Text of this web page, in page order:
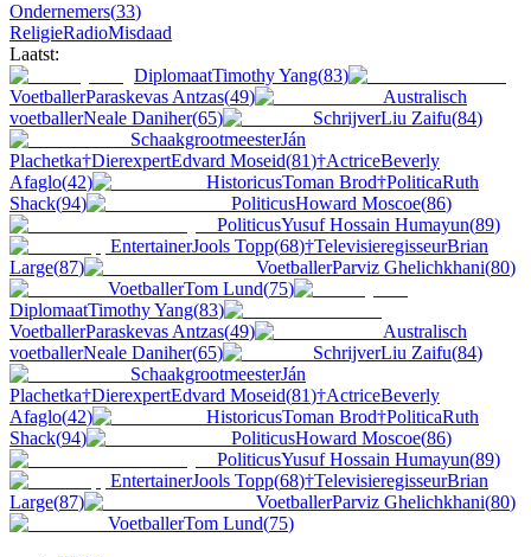
Ondernemers(33)
ReligieRadioMisdaad
Laatst:
DiplomaatTimothy Yang(83)
VoetballerParaskevas Antzas(49)
Australisch
voetballerNeale Daniher(65) SchrijverLiu Zaifu(84)
SchaakgrootmeesterJán
Plachetka†DierexpertEdvard Moseid(81)†ActriceBeverly
Afaglo(42) HistoricusToman Brod†PoliticaRuth
Shack(94) PoliticusHoward Moscoe(86)
PoliticusYusuf Hossain Humayun(89)
EntertainerJools Topp(68)†TelevisieregisseurBrian
Large(87) VoetballerParviz Ghelichkhani(80)
VoetballerTom Lund(75)
DiplomaatTimothy Yang(83)
VoetballerParaskevas Antzas(49)
Australisch
voetballerNeale Daniher(65) SchrijverLiu Zaifu(84)
SchaakgrootmeesterJán
Plachetka†DierexpertEdvard Moseid(81)†ActriceBeverly
Afaglo(42) HistoricusToman Brod†PoliticaRuth
Shack(94) PoliticusHoward Moscoe(86)
PoliticusYusuf Hossain Humayun(89)
EntertainerJools Topp(68)†TelevisieregisseurBrian
Large(87) VoetballerParviz Ghelichkhani(80)
VoetballerTom Lund(75)